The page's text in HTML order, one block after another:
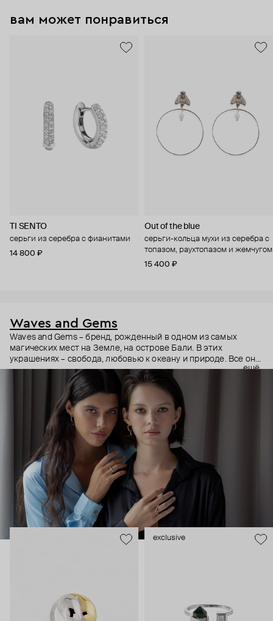
вам может понравиться
TI SENTO
серьги из серебра с фианитами
14 800 ₽
Out of the blue
серьги-кольца мухи из серебра с
топазом, раухтопазом и жемчугом
15 400 ₽
Waves and Gems
Waves and Gems – бренд, рожденный в одном из самых
магических мест на Земле, на острове Бали. В этих
украшениях – свобода, любовью к океану и природе. Все они
сделаны по авторским эскизам из серебра высшей пробы с
использованием натуральных камней. Каждое украшение
символично и несет тот смысл, который определяете вы –
будь то напоминание о любимой стихии, первой взятой
волне или же обращение к своей внутренней силе и
ещё
exclusive